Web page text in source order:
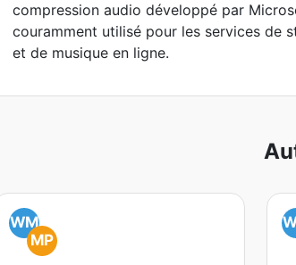
compression audio développé par
couramment utilisé pour les services de
et de musique en ligne.
WM
MP